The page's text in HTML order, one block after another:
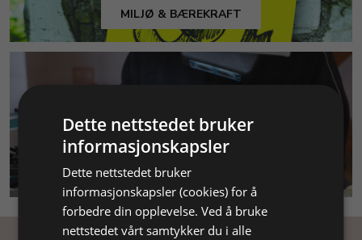
MILJØ & BÆREKRAFT
SMYKKEKURS
Dette nettstedet bruker
informasjonskapsler
Dette nettstedet bruker
informasjonskapsler (cookies) for å
forbedre din opplevelse. Ved å bruke
nettstedet vårt samtykker du i alle